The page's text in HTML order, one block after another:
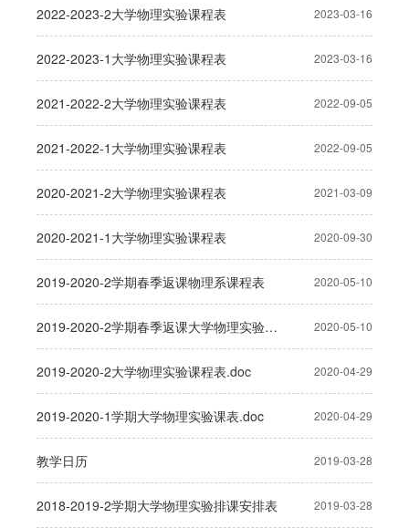
2023-03-16
2022-2023-2大学物理实验课程表
2023-03-16
2022-2023-1大学物理实验课程表
2022-09-05
2021-2022-2大学物理实验课程表
2022-09-05
2021-2022-1大学物理实验课程表
2021-03-09
2020-2021-2大学物理实验课程表
2020-09-30
2020-2021-1大学物理实验课程表
2020-05-10
2019-2020-2学期春季返课物理系课程表
2020-05-10
2019-2020-2学期春季返课大学物理实验课程表
2020-04-29
2019-2020-2大学物理实验课程表.doc
2020-04-29
2019-2020-1学期大学物理实验课表.doc
2019-03-28
教学日历
2019-03-28
2018-2019-2学期大学物理实验排课安排表